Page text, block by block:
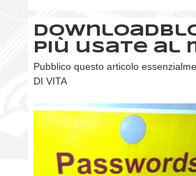
più usate al
Pubblico questo articolo
DI VITA